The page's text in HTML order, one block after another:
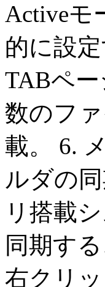
Activeモ
的に設
TABペ
数のフ
載。 6.
ルダの
リ搭載
同期す
右クリ